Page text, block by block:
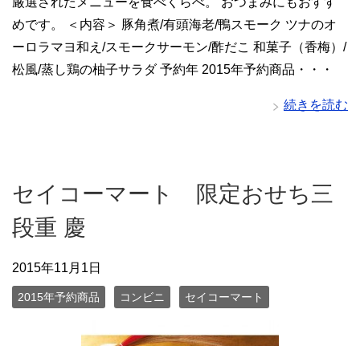
めです。 ＜内容＞ 豚角煮/有頭海老/鴨スモーク ツナのオ
ーロラマヨ和え/スモークサーモン/酢だこ 和菓子（香梅）/
松風/蒸し鶏の柚子サラダ 予約年 2015年予約商品・・・
続きを読む
セイコーマート 限定おせち三
段重 慶
2015年11月1日
2015年予約商品 コンビニ セイコーマート